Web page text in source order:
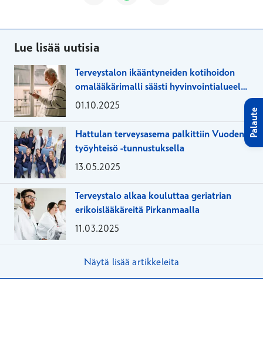
Lue lisää uutisia
Terveystalon ikääntyneiden kotihoidon
omalääkärimalli säästi hyvinvointialueelle
17 prosenttia
01.10.2025
Hattulan terveysasema palkittiin Vuoden
työyhteisö -tunnustuksella
13.05.2025
Terveystalo alkaa kouluttaa geriatrian
erikoislääkäreitä Pirkanmaalla
11.03.2025
Näytä lisää artikkeleita
Palaute